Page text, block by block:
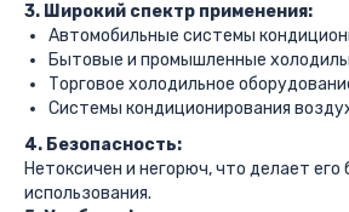
3. Широкий спектр применения:
Автомобильные системы
Бытовые и промышленные
Торговое холодильное
Системы кондиционирования
4. Безопасность:
Нетоксичен и негорюч, что делает его
использования.